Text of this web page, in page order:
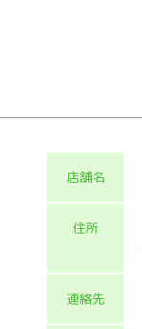
店舗名
住所
連絡先